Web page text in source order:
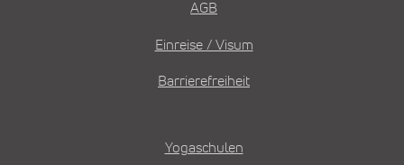
AGB
Einreise / Visum
Barrierefreiheit
Yogaschulen